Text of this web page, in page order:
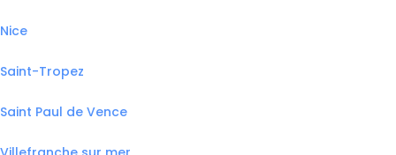
Nice
Saint-Tropez
Saint Paul de Vence